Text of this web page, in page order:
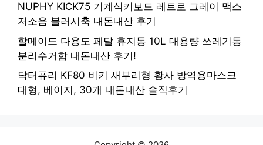
NUPHY KICK75 기계식키보드 레트로 그레이 맥스
저소음 블러시축 내돈내산 후기
할메이드 다용도 페달 휴지통 10L 대용량 쓰레기통
분리수거함 내돈내산 후기!
닥터퓨리 KF80 비키 새부리형 황사 방역용마스크
대형, 베이지, 30개 내돈내산 솔직후기